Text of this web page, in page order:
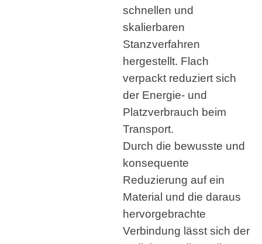
schnellen und
skalierbaren
Stanzverfahren
hergestellt. Flach
verpackt reduziert sich
der Energie- und
Platzverbrauch beim
Transport.
Durch die bewusste und
konsequente
Reduzierung auf ein
Material und die daraus
hervorgebrachte
Verbindung lässt sich der